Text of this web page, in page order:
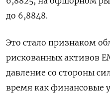
до 6,8848.
Это стало признаком
рискованных активов
давление со стороны
время как финансовые